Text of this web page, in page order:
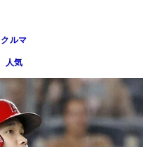
クルマ
人気